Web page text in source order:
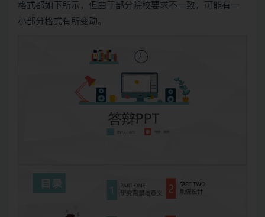
格式都如下所示，但由于部分院校要求不一致，可能有一
小部分格式有所变动。